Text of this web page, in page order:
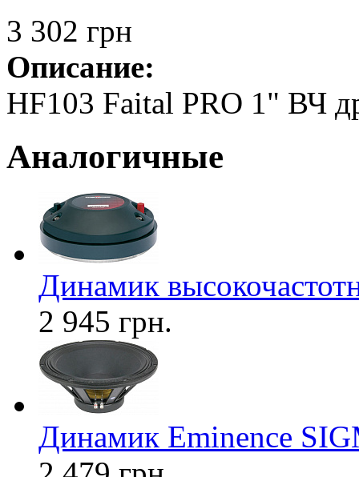
3 302 грн
Описание:
HF103 Faital PRO 1" ВЧ
Аналогичные
Динамик
2 945 грн.
Динамик Eminence